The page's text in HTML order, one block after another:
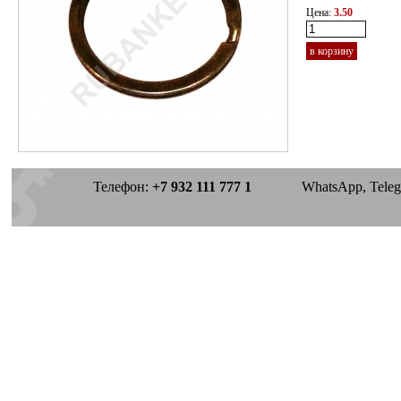
Цена: 3.50
в корзину
Телефон:+7 932 111 777 1 WhatsApp,